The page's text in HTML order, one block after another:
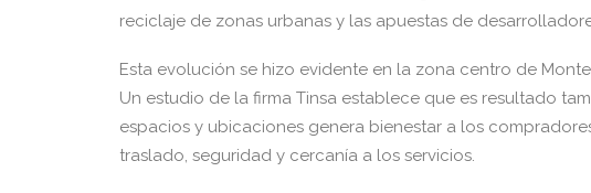
reciclaje de zonas urbanas y las apuestas de
Esta evolución se hizo evidente en la zona centro de
Un estudio de la firma Tinsa establece que es resultado
espacios y ubicaciones genera bienestar a los
traslado, seguridad y cercanía a los servicios.